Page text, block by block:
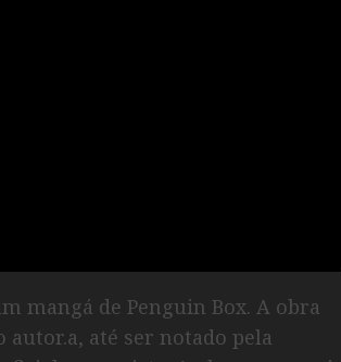
mangá de Penguin Box. A obra
até ser notado pela